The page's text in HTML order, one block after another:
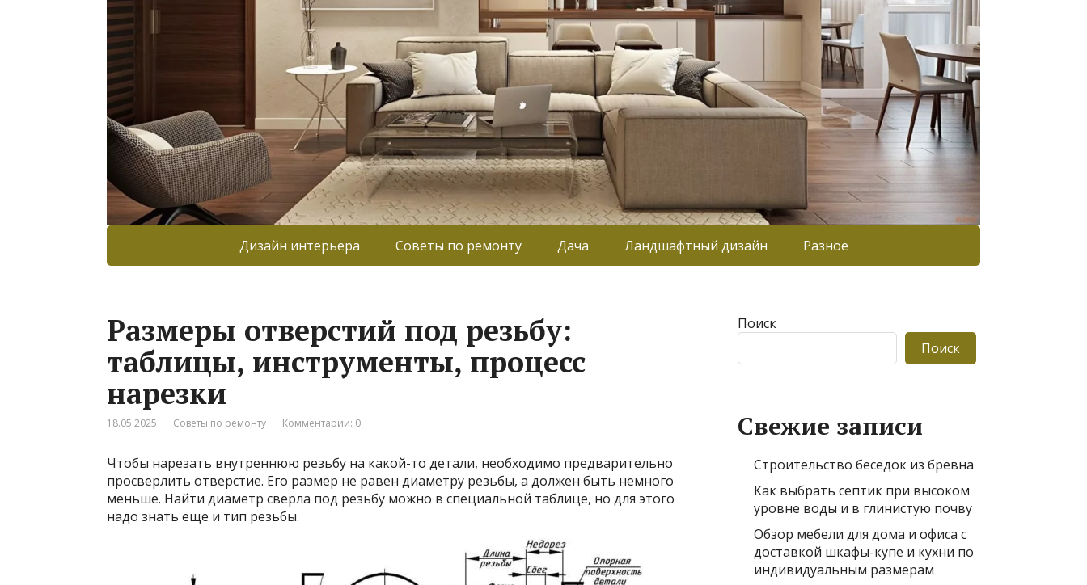
Дизайн интерьера Советы по ремонту Дача Ландшафтный дизайн Разное
Размеры отверстий под резьбу:
таблицы, инструменты, процесс
нарезки
18.05.2025 Советы по ремонту Комментарии: 0
Чтобы нарезать внутреннюю резьбу на какой-то детали, необходимо предварительно
просверлить отверстие. Его размер не равен диаметру резьбы, а должен быть немного
меньше. Найти диаметр сверла под резьбу можно в специальной таблице, но для этого
надо знать еще и тип резьбы.
Поиск
Поиск
Свежие записи
Строительство беседок из бревна
Как выбрать септик при высоком
уровне воды и в глинистую почву
Обзор мебели для дома и офиса с
доставкой шкафы-купе и кухни по
индивидуальным размерам